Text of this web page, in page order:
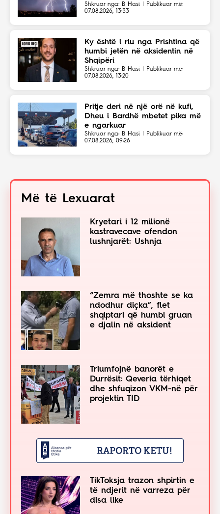
Shkruar nga: B Hasi | Publikuar më:
07.08.2026, 13:33
Ky është i riu nga Prishtina që
humbi jetën në aksidentin në
Shqipëri
Shkruar nga: B Hasi | Publikuar më:
07.08.2026, 13:20
Pritje deri në një orë në kufi,
Dheu i Bardhë mbetet pika më
e ngarkuar
Shkruar nga: B Hasi | Publikuar më:
07.08.2026, 09:26
Më të Lexuarat
Kryetari i 12 milionë
kastravecave ofendon
lushnjarët: Ushnja
“Zemra më thoshte se ka
ndodhur diçka”, flet
shqiptari që humbi gruan
e djalin në aksident
Triumfojnë banorët e
Durrësit: Qeveria tërhiqet
dhe shfuqizon VKM-në për
projektin TID
TikToksja trazon shpirtin e
të ndjerit në varreza për
disa like